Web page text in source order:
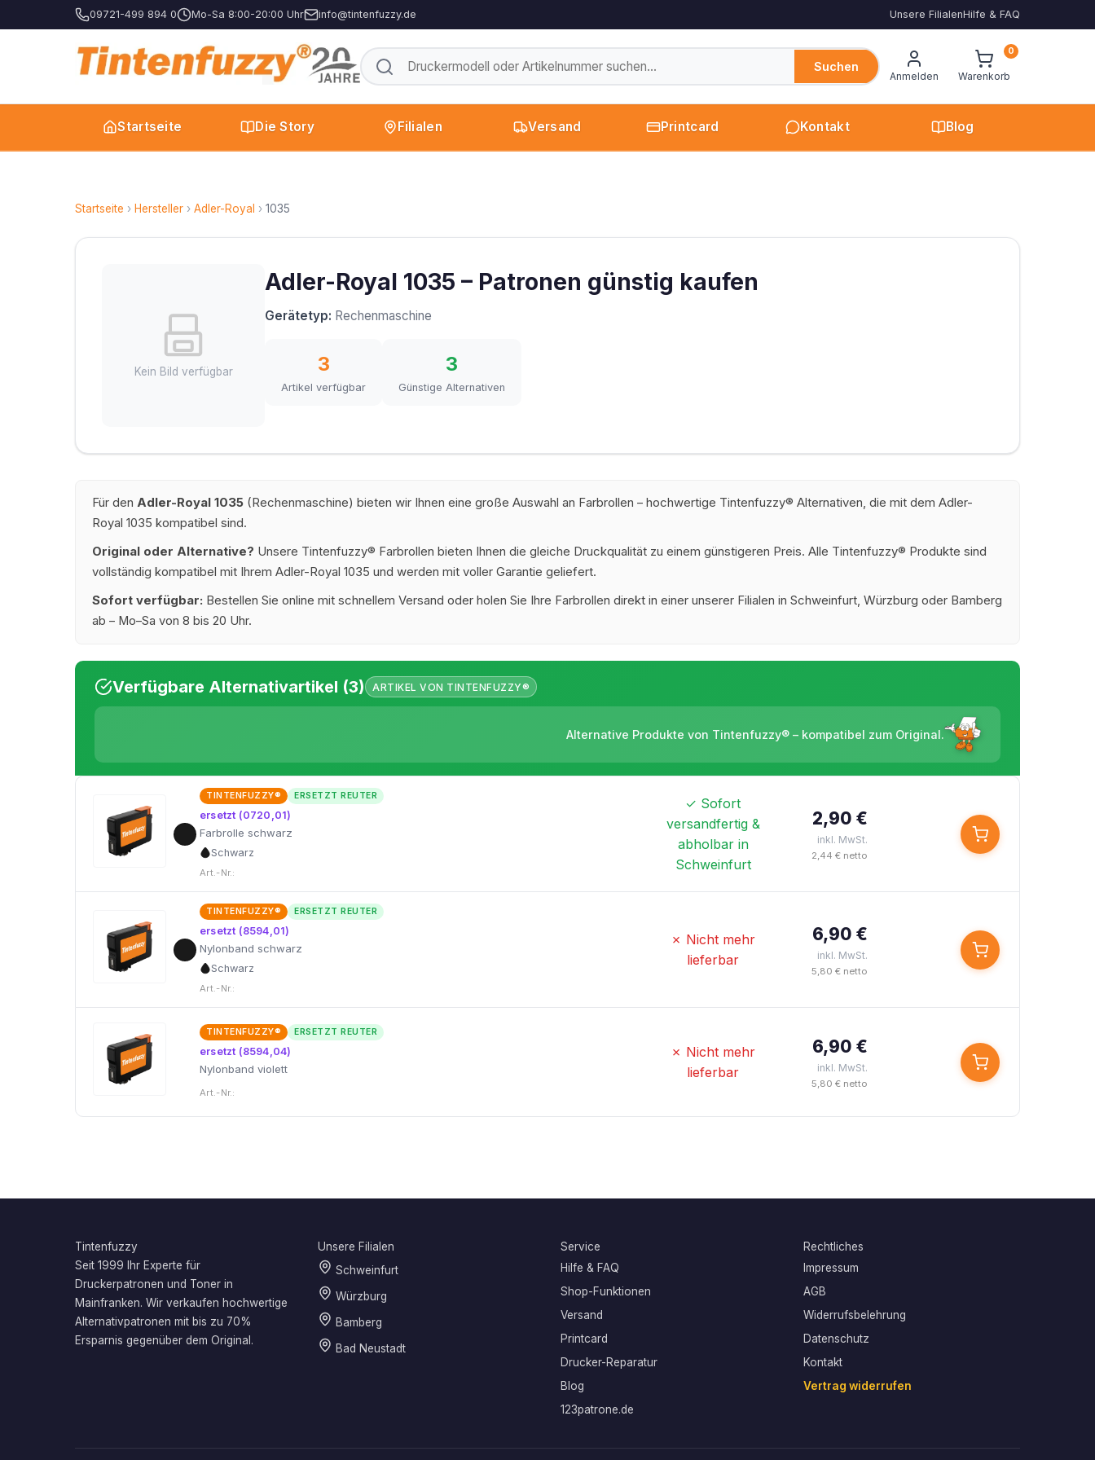
09721-499 894 0 Mo-Sa 8:00-20:00 Uhr info@tintenfuzzy.de Unsere FilialenHilfe & FAQ
Suchen
Anmelden Warenkorb
0
Startseite Die Story Filialen Versand Printcard Kontakt Blog
Startseite › Hersteller › Adler-Royal › 1035
Kein Bild verfügbar
Adler-Royal 1035 – Patronen günstig kaufen
Gerätetyp: Rechenmaschine
3
Artikel verfügbar
3
Günstige Alternativen
Für den Adler-Royal 1035 (Rechenmaschine) bieten wir Ihnen eine große Auswahl an Farbrollen – hochwertige Tintenfuzzy® Alternativen, die mit dem Adler-
Royal 1035 kompatibel sind.
Original oder Alternative? Unsere Tintenfuzzy® Farbrollen bieten Ihnen die gleiche Druckqualität zu einem günstigeren Preis. Alle Tintenfuzzy® Produkte sind
vollständig kompatibel mit Ihrem Adler-Royal 1035 und werden mit voller Garantie geliefert.
Sofort verfügbar: Bestellen Sie online mit schnellem Versand oder holen Sie Ihre Farbrollen direkt in einer unserer Filialen in Schweinfurt, Würzburg oder Bamberg
ab – Mo–Sa von 8 bis 20 Uhr.
Verfügbare Alternativartikel (3) ARTIKEL VON TINTENFUZZY®
Alternative Produkte von Tintenfuzzy® – kompatibel zum Original.
TINTENFUZZY® ERSETZT REUTER
ersetzt (0720,01)
Farbrolle schwarz
Schwarz
Art.-Nr.:
✓ Sofort
versandfertig &
abholbar in
Schweinfurt
2,90 €
inkl. MwSt.
2,44 € netto
TINTENFUZZY® ERSETZT REUTER
ersetzt (8594,01)
Nylonband schwarz
Schwarz
Art.-Nr.:
✗ Nicht mehr
lieferbar
6,90 €
inkl. MwSt.
5,80 € netto
TINTENFUZZY® ERSETZT REUTER
ersetzt (8594,04)
Nylonband violett
Art.-Nr.:
✗ Nicht mehr
lieferbar
6,90 €
inkl. MwSt.
5,80 € netto
Tintenfuzzy
Seit 1999 Ihr Experte für
Druckerpatronen und Toner in
Mainfranken. Wir verkaufen hochwertige
Alternativpatronen mit bis zu 70%
Ersparnis gegenüber dem Original.
Unsere Filialen
Schweinfurt
Würzburg
Bamberg
Bad Neustadt
Service
Hilfe & FAQ
Shop-Funktionen
Versand
Printcard
Drucker-Reparatur
Blog
123patrone.de
Rechtliches
Impressum
AGB
Widerrufsbelehrung
Datenschutz
Kontakt
Vertrag widerrufen